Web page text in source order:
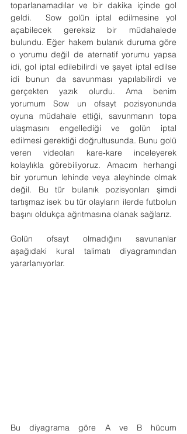
toparlanamadılar ve bir dakika içinde gol
geldi.  Sow golün iptal edilmesine yol
açabilecek gereksiz bir müdahalede
bulundu. Eğer hakem bulanık duruma göre
o yorumu değil de aternatif yorumu yapsa
idi, gol iptal edilebilirdi ve şayet iptal edilse
idi bunun da savunması yapılabilirdi ve
gerçekten yazık olurdu. Ama benim
yorumum Sow un ofsayt pozisyonunda
oyuna müdahale ettiği, savunmanın topa
ulaşmasını engellediği ve golün iptal
edilmesi gerektiği doğrultusunda. Bunu golü
veren videoları kare-kare inceleyerek
kolaylıkla görebiliyoruz. Amacım herhangi
bir yorumun lehinde veya aleyhinde olmak
değil. Bu tür bulanık pozisyonları şimdi
tartışmaz isek bu tür olayların ilerde futbolun
başını oldukça ağrıtmasına olanak sağlarız.
Golün ofsayt olmadığını savunanlar
aşağıdaki kural talimatı diyagramından
yararlanıyorlar.
Bu diyagrama göre A ve B hücum